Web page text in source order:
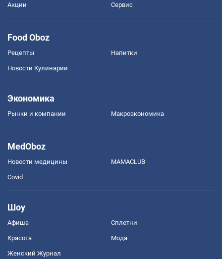
Акции Сервис
Food Oboz
Рецепты Напитки
Новости Кулинарии
Экономика
Рынки и компании Mакроэкономика
MedOboz
Новости медицины MAMACLUB
Covid
Шоу
Афиша Сплетни
Красота Мода
Женский Журнал